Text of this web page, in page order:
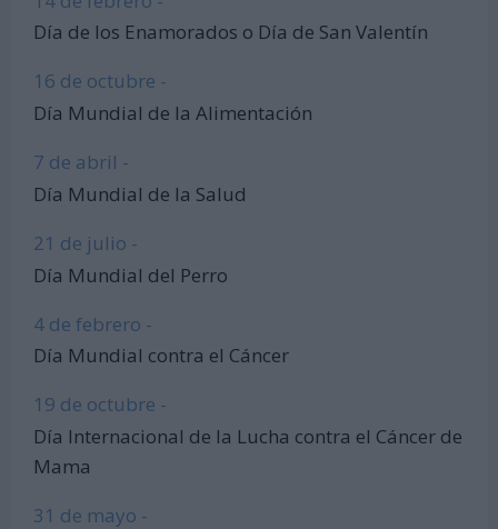
Día de los Enamorados o Día de San Valentín
16 de octubre -
Día Mundial de la Alimentación
7 de abril -
Día Mundial de la Salud
21 de julio -
Día Mundial del Perro
4 de febrero -
Día Mundial contra el Cáncer
19 de octubre -
Día Internacional de la Lucha contra el Cáncer de
Mama
31 de mayo -